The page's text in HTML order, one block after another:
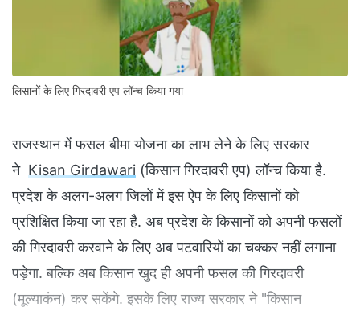
लिसानों के लिए गिरदावरी एप लॉन्च किया गया
राजस्थान में फसल बीमा योजना का लाभ लेने के लिए सरकार
ने Kisan Girdawari (किसान गिरदावरी एप) लॉन्च किया है.
प्रदेश के अलग-अलग जिलों में इस ऐप के लिए किसानों को
प्रशिक्षित किया जा रहा है. अब प्रदेश के किसानों को अपनी फसलों
की गिरदावरी करवाने के लिए अब पटवारियों का चक्कर नहीं लगाना
पड़ेगा. बल्कि अब किसान खुद ही अपनी फसल की गिरदावरी
(मूल्याकंन) कर सकेंगे. इसके लिए राज्य सरकार ने "किसान